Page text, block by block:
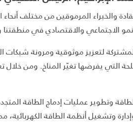
الاجتماعي والاقتصادي في منطقتنا
لتعزيز موثوقية ومرونة شبكات
التي يفرضها تغيّر المناخ. ومن
وتطوير عمليات إدماج الطاقة
وتشغيل أنظمة الطاقة